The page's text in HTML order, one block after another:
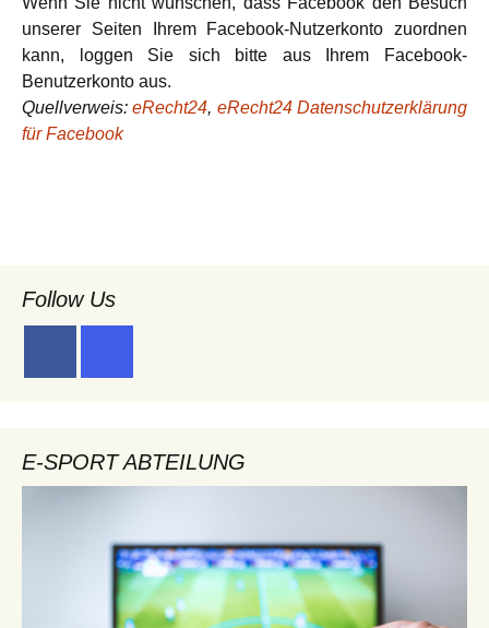
unserer Seiten Ihrem Facebook-Nutzerkonto zuordnen
kann, loggen Sie sich bitte aus Ihrem Facebook-
Benutzerkonto aus.
Quellverweis:eRecht24, eRecht24 Datenschutzerklärung
für Facebook
Follow Us
E-SPORT ABTEILUNG